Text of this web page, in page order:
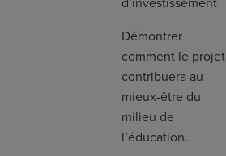
d’investissement
Démontrer
comment le projet
contribuera au
mieux-être du
milieu de
l’éducation.